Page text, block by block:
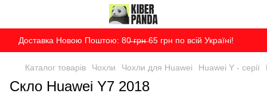
Доставка Новою Поштою: 80̶ ̶г̶р̶н̶ 65 грн по всій Україні!
Каталог товарів Чохли Чохли для Huawei Huawei Y - серії
Скло Huawei Y7 2018